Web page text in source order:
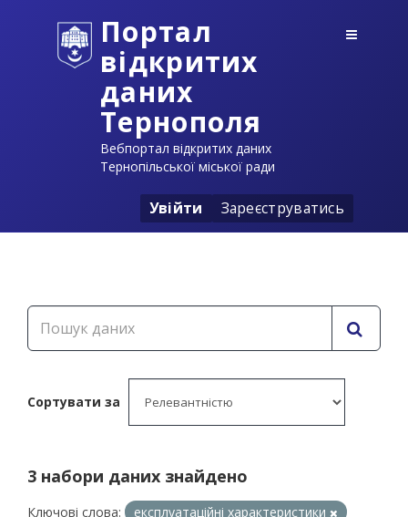
Портал
відкритих
даних
Тернополя
Вебпортал відкритих даних
Тернопільської міської ради
Увійти Зареєструватись
Сортувати за
3 набори даних знайдено
Ключові слова:
експлуатаційні характеристики